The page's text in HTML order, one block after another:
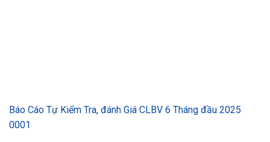
Báo Cáo Tự Kiểm Tra, đánh Giá CLBV 6 Tháng đầu 2025
0001